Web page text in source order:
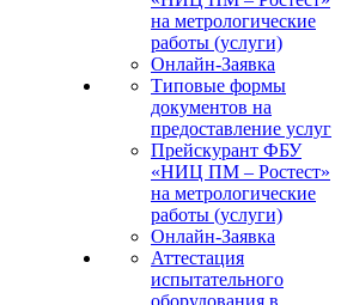
на метрологические
работы (услуги)
Онлайн-Заявка
Типовые формы
документов на
предоставление услуг
Прейскурант ФБУ
«НИЦ ПМ – Ростест»
на метрологические
работы (услуги)
Онлайн-Заявка
Аттестация
испытательного
оборудования в